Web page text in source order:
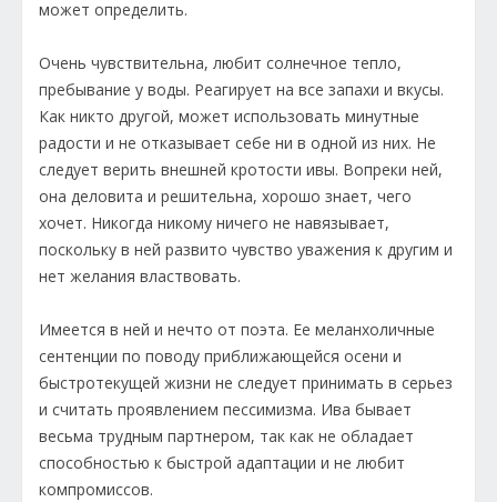
может определить.
Очень чувствительна, любит солнечное тепло,
пребывание у воды. Реагирует на все запахи и вкусы.
Как никто другой, может использовать минутные
радости и не отказывает себе ни в одной из них. Не
следует верить внешней кротости ивы. Вопреки ней,
она деловита и решительна, хорошо знает, чего
хочет. Никогда никому ничего не навязывает,
поскольку в ней развито чувство уважения к другим и
нет желания властвовать.
Имеется в ней и нечто от поэта. Ее меланхоличные
сентенции по поводу приближающейся осени и
быстротекущей жизни не следует принимать в серьез
и считать проявлением пессимизма. Ива бывает
весьма трудным партнером, так как не обладает
способностью к быстрой адаптации и не любит
компромиссов.